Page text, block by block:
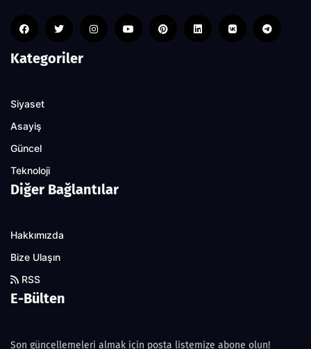
Kategoriler
Siyaset
Asayiş
Güncel
Teknoloji
Diğer Bağlantılar
Hakkımızda
Bize Ulaşın
RSS
E-Bülten
Son güncellemeleri almak için posta listemize abone olun!